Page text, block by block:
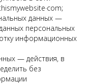
данных —
персональных
информационных
— действия, в
без